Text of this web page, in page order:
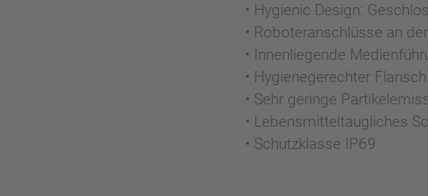
• Hygienic Design:
• Roboteranschlüsse an
• Innenliegende
• Hygienegerechter
• Sehr geringe
• Lebensmitteltaugliches
• Schutzklasse IP69